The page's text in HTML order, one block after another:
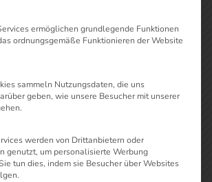
der Service-Gruppen, für die eine
ermöglichen grundlegende Funktionen
ordnungsgemäße Funktionieren der Website
sammeln Nutzungsdaten, die uns
geben, wie unsere Besucher mit unserer
werden von Drittanbietern oder
genutzt, um personalisierte Werbung
tun dies, indem sie Besucher über Websites